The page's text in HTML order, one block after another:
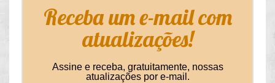
Receba um e-mail com
atualizações!
Assine e receba, gratuitamente, nossas
atualizações por e-mail.